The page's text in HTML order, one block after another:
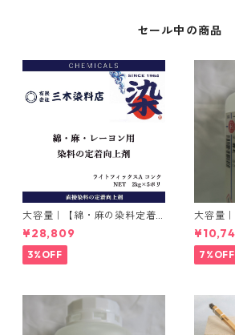
セール中の商品
大容量｜【綿・麻の染料定着
向上剤】｜2kg×5本｜ライト
フィックスAコンク
¥28,809
3%OFF
大容量
00g−3
ウム
7%OFF